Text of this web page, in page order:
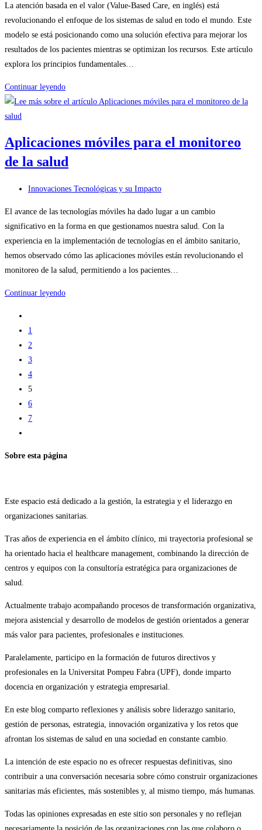
la
entrada:
La atención basada en el valor (Value-Based Care, en inglés) está
revolucionando el enfoque de los sistemas de salud en todo el mundo. Este
modelo se está posicionando como una solución efectiva para mejorar los
resultados de los pacientes mientras se optimizan los recursos. Este artículo
explora los principios fundamentales…
Continuar leyendoAtención
basada
valor
Aplicaciones móviles para el monitoreo
de la salud
Categoría
Innovaciones Tecnológicas y su Impacto
El avance de las tecnologías móviles ha dado lugar a un cambio
significativo en la forma en que gestionamos nuestra salud. Con la
experiencia en la implementación de tecnologías en el ámbito sanitario,
hemos observado cómo las aplicaciones móviles están revolucionando el
monitoreo de la salud, permitiendo a los pacientes…
Continuar leyendoAplicaciones
a
la
página
anterior
1
2
3
4
5
6
7
Sobre esta página
Este espacio está dedicado a la gestión, la estrategia y el liderazgo en
organizaciones sanitarias.
Tras años de experiencia en el ámbito clínico, mi trayectoria profesional se
ha orientado hacia el healthcare management, combinando la dirección de
centros y equipos con la consultoría estratégica para organizaciones de
salud.
Actualmente trabajo acompañando procesos de transformación organizativa,
mejora asistencial y desarrollo de modelos de gestión orientados a generar
más valor para pacientes, profesionales e instituciones.
Paralelamente, participo en la formación de futuros directivos y
profesionales en la Universitat Pompeu Fabra (UPF), donde imparto
docencia en organización y estrategia empresarial.
En este blog comparto reflexiones y análisis sobre liderazgo sanitario,
gestión de personas, estrategia, innovación organizativa y los retos que
afrontan los sistemas de salud en una sociedad en constante cambio.
La intención de este espacio no es ofrecer respuestas definitivas, sino
contribuir a una conversación necesaria sobre cómo construir organizaciones
sanitarias más eficientes, más sostenibles y, al mismo tiempo, más humanas.
Todas las opiniones expresadas en este sitio son personales y no reflejan